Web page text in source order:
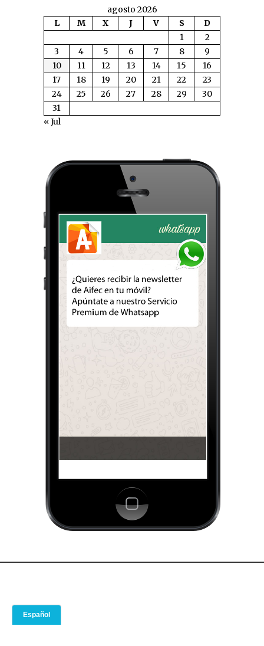
agosto 2026
L
M X J V S
D
1
2
3
4 5 6 7 8
9
10
11 12 13 14 15
16
17
18 19 20 21 22
23
24
25 26 27 28 29
30
31
« Jul